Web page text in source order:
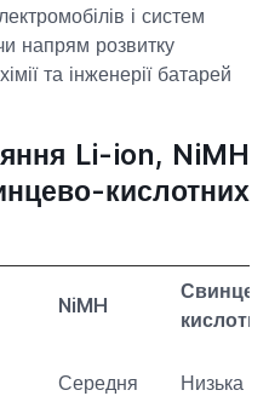
і систем
напрям розвитку
та інженерії батарей
Li-ion, NiMH
кислотних
NiMH
Середня Низька